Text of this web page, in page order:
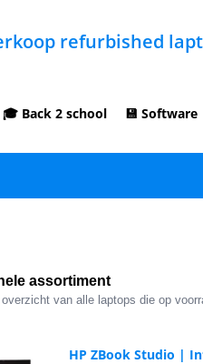
refurbished
🎓 Back 2 school 💾 Software
assortiment
overzicht van alle laptops die op
HP ZBook Studio |